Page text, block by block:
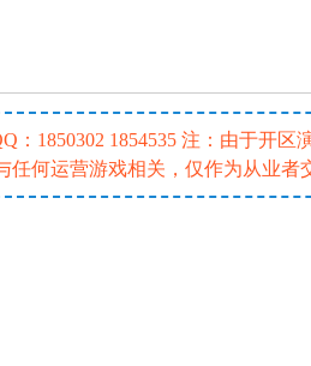
1850302 1854535 注：由于开
何运营游戏相关，仅作为从业